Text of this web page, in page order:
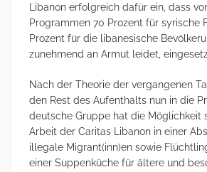
Libanon erfolgreich dafür ein, dass
Programmen 70 Prozent für syrische
Prozent für die libanesische
zunehmend an Armut leidet,
Nach der Theorie der vergangenen
den Rest des Aufenthalts nun in die
deutsche Gruppe hat die Möglichkeit
Arbeit der Caritas Libanon in einer
illegale Migrant(inn)en sowie
einer Suppenküche für ältere und